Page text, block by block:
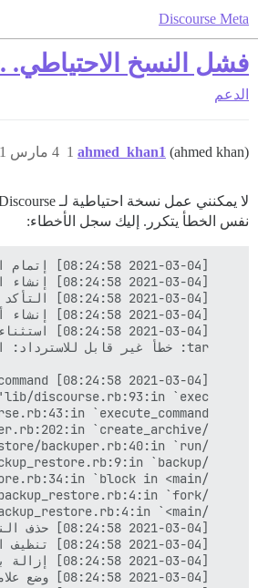
Discourse Meta
فشل النسخ الاحتياطي. .tar الأذونات
الدعم
ahmed_khan1 (ahmed khan) 4 مارس 2021، 8:38ص 1
نفس الخطأ يتكرر. إليك سجل الأخطاء: